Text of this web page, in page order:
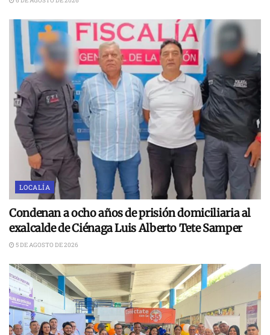
LOCALÍA
Condenan a ocho años de prisión domiciliaria al
exalcalde de Ciénaga Luis Alberto Tete Samper
5 DE AGOSTO DE 2026